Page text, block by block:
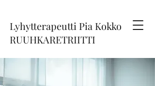
Lyhytterapeutti Pia Kokko
RUUHKARETRIITTI